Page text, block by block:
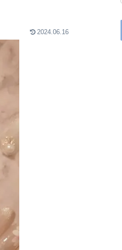
2024.06.16